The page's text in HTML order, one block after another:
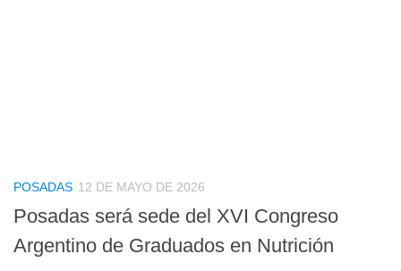
POSADAS 12 DE MAYO DE 2026
Posadas será sede del XVI Congreso
Argentino de Graduados en Nutrición